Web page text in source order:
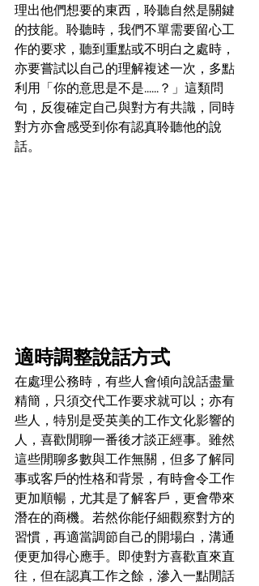
理出他們想要的東西，聆聽自然是關鍵
的技能。聆聽時，我們不單需要留心工
作的要求，聽到重點或不明白之處時，
亦要嘗試以自己的理解複述一次，多點
利用「你的意思是不是......？」這類問
句，反復確定自己與對方有共識，同時
對方亦會感受到你有認真聆聽他的說
話。
適時調整說話方式
在處理公務時，有些人會傾向說話盡量
精簡，只須交代工作要求就可以；亦有
些人，特別是受英美的工作文化影響的
人，喜歡閒聊一番後才談正經事。雖然
這些閒聊多數與工作無關，但多了解同
事或客戶的性格和背景，有時會令工作
更加順暢，尤其是了解客戶，更會帶來
潛在的商機。若然你能仔細觀察對方的
習慣，再適當調節自己的開場白，溝通
便更加得心應手。即使對方喜歡直來直
往，但在認真工作之餘，滲入一點閒話